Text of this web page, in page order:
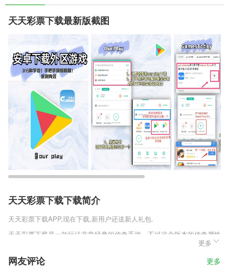
天天彩票下载最新版截图
天天彩票下载下载简介
天天彩票下载APP,现在下载,新用户还送新人礼包.
天天彩票下载是一款玩法非常经典的传奇手游，不过这个版本的传奇属性
改的就比较夸张，让玩家的战斗力高的离谱，一秒十刀刀刀暴击，各种增
益buff全都加持，让你每一刀都带有所有的元素攻击，轻松秒杀所有bos
s，快来下载这款传奇尝试一下吧。
更多
网友评论 更多